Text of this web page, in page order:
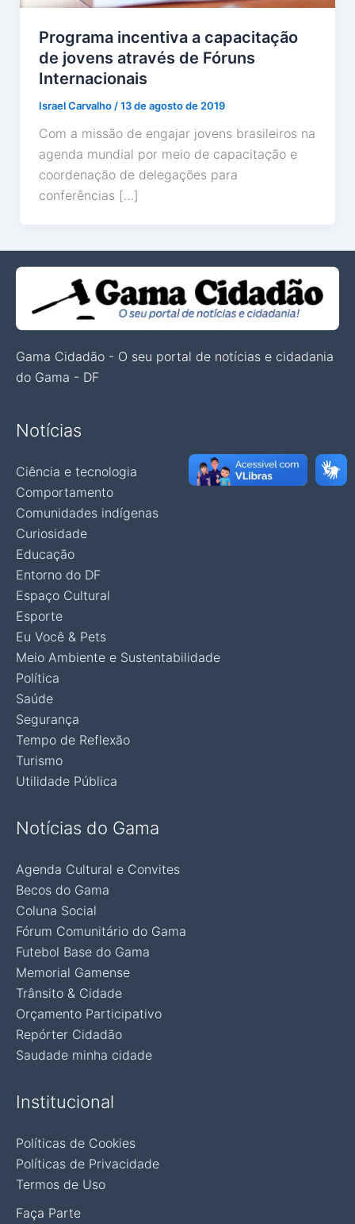
Programa incentiva a capacitação
de jovens através de Fóruns
Internacionais
Israel Carvalho /13 de agosto de 2019
Com a missão de engajar jovens brasileiros na
agenda mundial por meio de capacitação e
coordenação de delegações para
conferências […]
Gama Cidadão - O seu portal de notícias e cidadania
do Gama - DF
Notícias
Ciência e tecnologia
Comportamento
Comunidades indígenas
Curiosidade
Educação
Entorno do DF
Espaço Cultural
Esporte
Eu Você & Pets
Meio Ambiente e Sustentabilidade
Política
Saúde
Segurança
Tempo de Reflexão
Turismo
Utilidade Pública
Notícias do Gama
Agenda Cultural e Convites
Becos do Gama
Coluna Social
Fórum Comunitário do Gama
Futebol Base do Gama
Memorial Gamense
Trânsito & Cidade
Orçamento Participativo
Repórter Cidadão
Saudade minha cidade
Institucional
Políticas de Cookies
Políticas de Privacidade
Termos de Uso
Faça Parte